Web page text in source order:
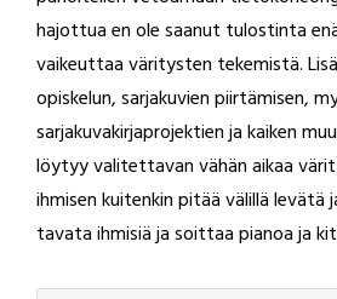
hajottua en ole saanut tulostinta
vaikeuttaa väritysten tekemistä.
opiskelun, sarjakuvien piirtämisen,
sarjakuvakirjaprojektien ja kaiken
löytyy valitettavan vähän aikaa
ihmisen kuitenkin pitää välillä levätä
tavata ihmisiä ja soittaa pianoa ja